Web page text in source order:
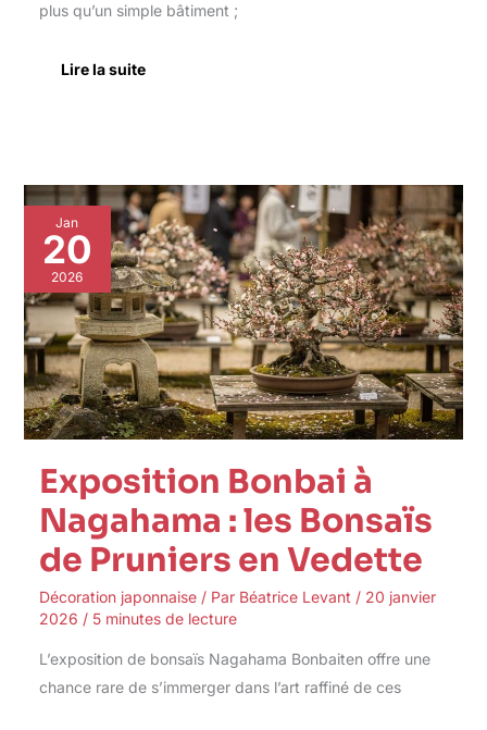
plus qu’un simple bâtiment ;
Lire la suite
Jan
20
2026
Exposition Bonbai à
Nagahama : les Bonsaïs
de Pruniers en Vedette
Décoration japonnaise/ Par Béatrice Levant / 20 janvier
2026 / 5 minutes de lecture
L’exposition de bonsaïs Nagahama Bonbaiten offre une
chance rare de s’immerger dans l’art raffiné de ces
Exposition
Bonbai
à
Nagahama
:
les
Bonsaïs
de
Pruniers
en
Vedette